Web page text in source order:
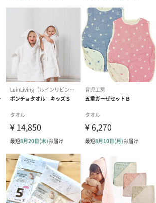
めご了承ください。
770
ひらがな（丸ゴシック）（770
円）
。
をお届けします。